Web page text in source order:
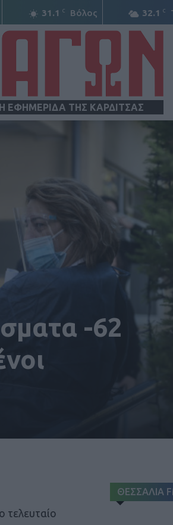
31.1 C Βόλος 32.1 C
ΕΦΗΜΕΡΙΔΑ ΤΗΣ ΚΑΡΔΙΤΣΑΣ
-62
ΘΕΣΣΑΛΙΑ